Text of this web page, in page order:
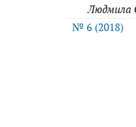
Людмила
№ 6 (2018)